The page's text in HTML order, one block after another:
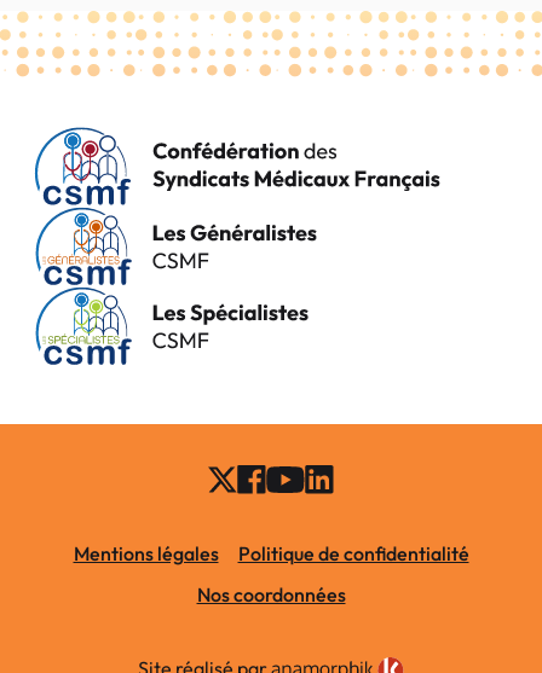
Mentions légales
Politique de confidentialité
Nos coordonnées
Site réalisé par